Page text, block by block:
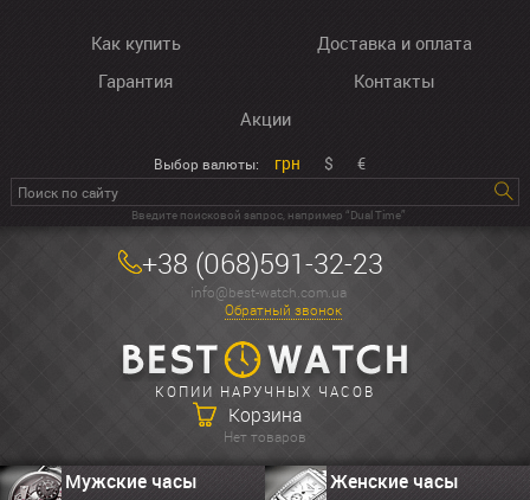
Как купить
Доставка и оплата
Гарантия
Контакты
Акции
Выбор валюты: грн $ €
Введите поисковой запрос, например “Dual Time”
+38 (068)591-32-23
info@best-watch.com.ua
Обратный звонок
КОПИИ НАРУЧНЫХ ЧАСОВ
Корзина
Нет товаров
Мужские часы Женские часы